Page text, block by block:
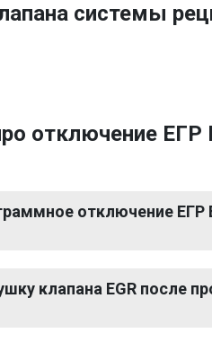
системы
отключение ЕГР
отключение ЕГР
клапана EGR после